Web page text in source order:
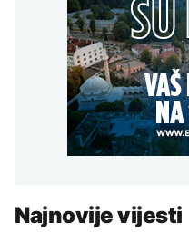
Najnovije vijesti